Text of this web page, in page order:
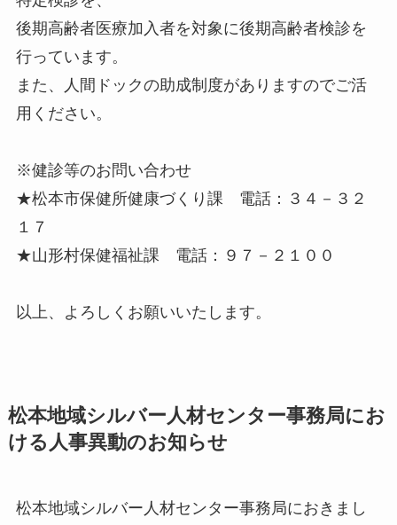
後期高齢者医療加入者を対象に後期高齢者検診を
行っています。
また、人間ドックの助成制度がありますのでご活
用ください。
※健診等のお問い合わせ
★松本市保健所健康づくり課 電話：３４－３２
１７
★山形村保健福祉課 電話：９７－２１００
以上、よろしくお願いいたします。
松本地域シルバー人材センター事務局にお
ける人事異動のお知らせ
松本地域シルバー人材センター事務局におきまし